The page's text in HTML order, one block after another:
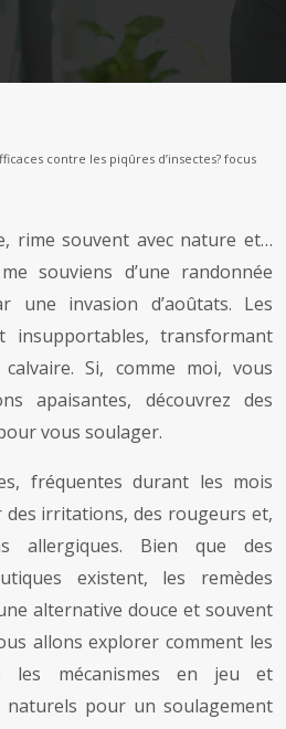
contre les piqûres d’insectes? focus
rime souvent avec nature et…
souviens d’une randonnée
une invasion d’aoûtats. Les
insupportables, transformant
Si, comme moi, vous
apaisantes, découvrez des
vous soulager.
fréquentes durant les mois
des irritations, des rougeurs et,
allergiques. Bien que des
existent, les remèdes
alternative douce et souvent
allons explorer comment les
les mécanismes en jeu et
naturels pour un soulagement